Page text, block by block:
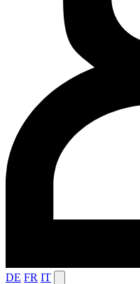
DE FR IT